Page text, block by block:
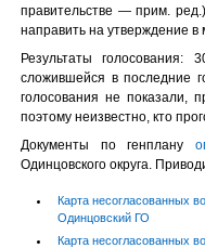
правительстве — прим.
направить на утверждение в
Результаты
сложившейся в последние
голосования не показали,
поэтому неизвестно, кто
Документы по генплану
Одинцовского округа.
Карта несогласованных
Одинцовский ГО
Карта несогласованных